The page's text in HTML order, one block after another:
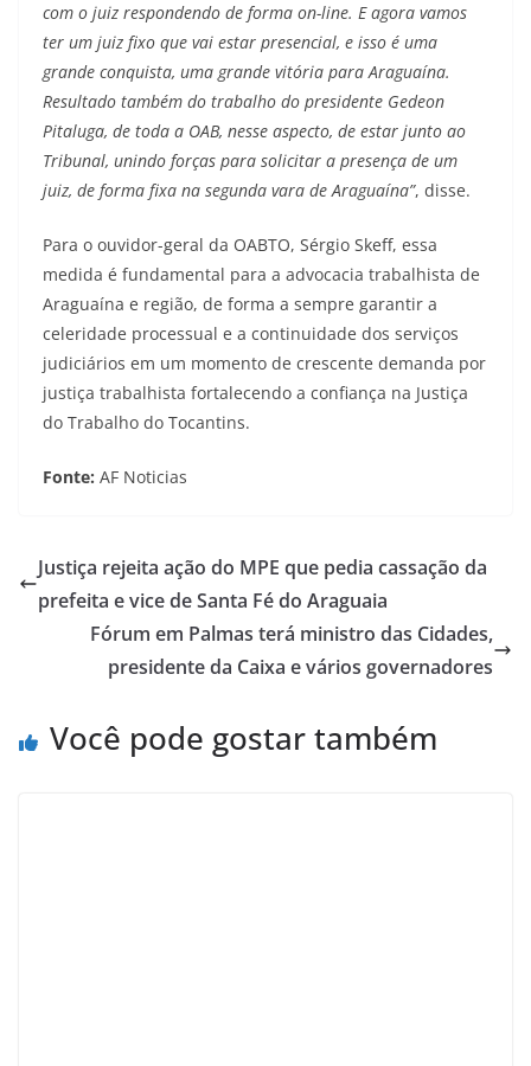
com o juiz respondendo de forma on-line. E agora vamos
ter um juiz fixo que vai estar presencial, e isso é uma
grande conquista, uma grande vitória para Araguaína.
Resultado também do trabalho do presidente Gedeon
Pitaluga, de toda a OAB, nesse aspecto, de estar junto ao
Tribunal, unindo forças para solicitar a presença de um
juiz, de forma fixa na segunda vara de Araguaína”, disse.
Para o ouvidor-geral da OABTO, Sérgio Skeff, essa
medida é fundamental para a advocacia trabalhista de
Araguaína e região, de forma a sempre garantir a
celeridade processual e a continuidade dos serviços
judiciários em um momento de crescente demanda por
justiça trabalhista fortalecendo a confiança na Justiça
do Trabalho do Tocantins.
Fonte: AF Noticias
Justiça rejeita ação do MPE que pedia cassação da
prefeita e vice de Santa Fé do Araguaia
Fórum em Palmas terá ministro das Cidades,
presidente da Caixa e vários governadores
Você pode gostar também